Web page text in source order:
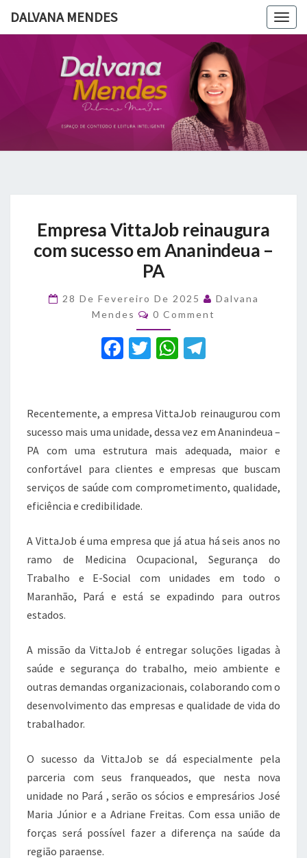
DALVANA MENDES
DALVANA
MENDES
Espaço De
Conteúdo
E Leitura
Inteligente
VittaJob
reinaugura
com
sucesso
Ananindeua
–
PA
Empresa VittaJob reinaugura
com sucesso em Ananindeua –
PA
28 De Fevereiro De 2025
Dalvana
Mendes
Comments
0 Comment
F
e
b
o
o
k
T
te
r
W
s
A
p
p
gr
a
m
Recentemente, a empresa VittaJob reinaugurou com
sucesso mais uma unidade, dessa vez em Ananindeua –
PA com uma estrutura mais adequada, maior e
confortável para clientes e empresas que buscam
serviços de saúde com comprometimento, qualidade,
eficiência e credibilidade.
A VittaJob é uma empresa que já atua há seis anos no
ramo de Medicina Ocupacional, Segurança do
Trabalho e E-Social com unidades em todo o
Maranhão, Pará e está se expadindo para outros
estados.
A missão da VittaJob é entregar soluções ligadas à
saúde e segurança do trabalho, meio ambiente e
outras demandas organizacionais, colaborando com o
desenvolvimento das empresas e qualidade de vida do
trabalhador.
O sucesso da VittaJob se dá especialmente pela
parceria com seus franqueados, que nesta nova
unidade no Pará , serão os sócios e empresários José
Maria Júnior e a Adriane Freitas. Com essa união de
forças será possível fazer a diferença na saúde da
região paraense.